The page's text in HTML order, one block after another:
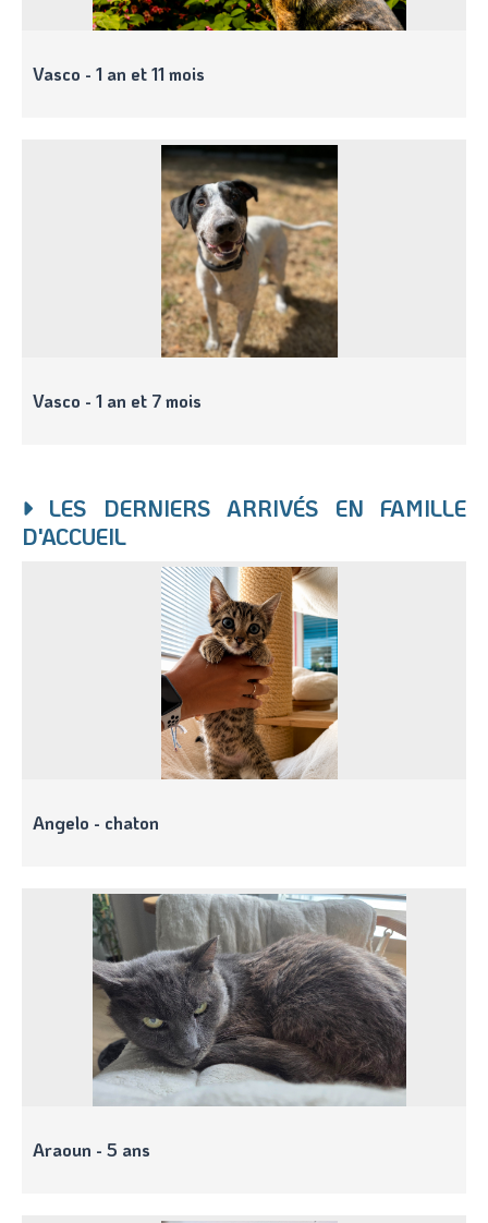
Vasco - 1 an et 11 mois
Vasco - 1 an et 7 mois
LES DERNIERS ARRIVÉS EN FAMILLE
D'ACCUEIL
Angelo - chaton
Araoun - 5 ans